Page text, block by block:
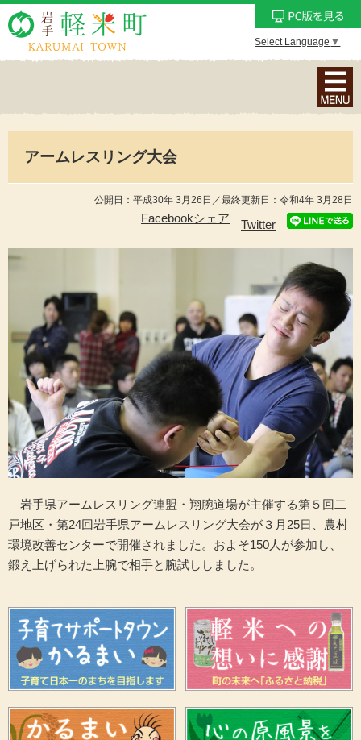
Select Language ▼
ナ
ビ
ン
メ
ー
を
示
アームレスリング大会
公開日：平成30年 3月26日／最終更新日：令和4年 3月28日
Facebookシェア Twitter
岩手県アームレスリング連盟・翔腕道場が主催する第５回二
戸地区・第24回岩手県アームレスリング大会が３月25日、農村
環境改善センターで開催されました。およそ150人が参加し、
鍛え上げられた上腕で相手と腕試ししました。